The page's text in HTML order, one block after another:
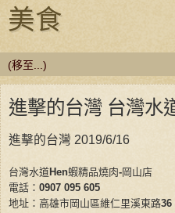
美食
進擊的台灣 台灣水
進擊的台灣 2019/6/16
台灣水道Hen蝦精品燒肉-岡山店
電話： 0907 095 605
地址：高雄市岡山區維仁里溪東路36